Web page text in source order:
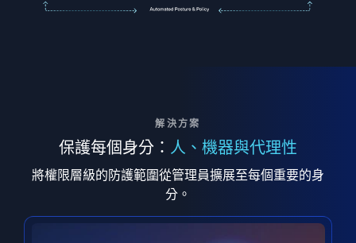
解決方案
保護每個身分： 人、機器與代理性
將權限層級的防護範圍從管理員擴展至每個重要的身
分。